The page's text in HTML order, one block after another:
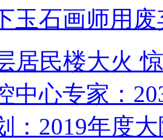
玉石画师用
居民楼大火
中心专家：
：2019年度